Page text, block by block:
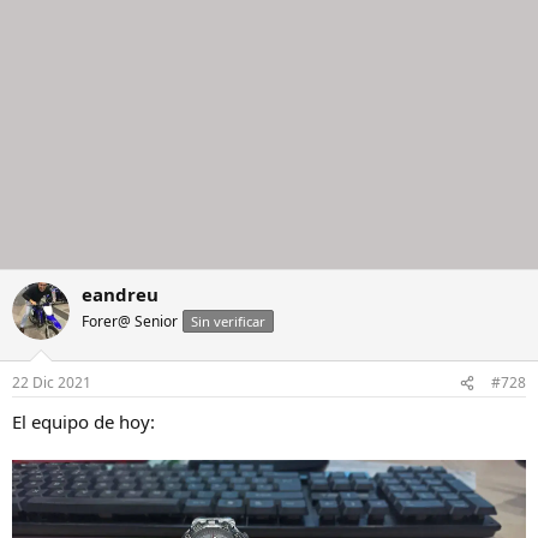
eandreu
Forer@ Senior Sin verificar
22 Dic 2021 #728
El equipo de hoy: